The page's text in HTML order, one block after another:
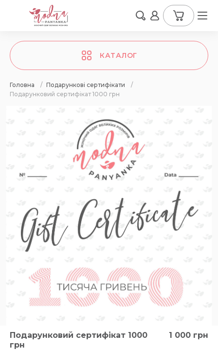
КАТАЛОГ
Головна / Подарункові сертифікати
/
Подарунковий сертифікат 1000 грн
Подарунковий сертифікат 1000
грн
1 000 грн